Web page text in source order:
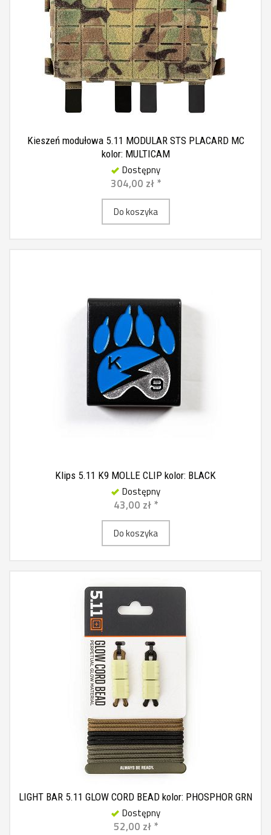
Kieszeń modułowa 5.11 MODULAR STS PLACARD MC
kolor: MULTICAM
Dostępny
304,00 zł *
Do koszyka
Klips 5.11 K9 MOLLE CLIP kolor: BLACK
Dostępny
43,00 zł *
Do koszyka
LIGHT BAR 5.11 GLOW CORD BEAD kolor: PHOSPHOR GRN
Dostępny
52,00 zł *